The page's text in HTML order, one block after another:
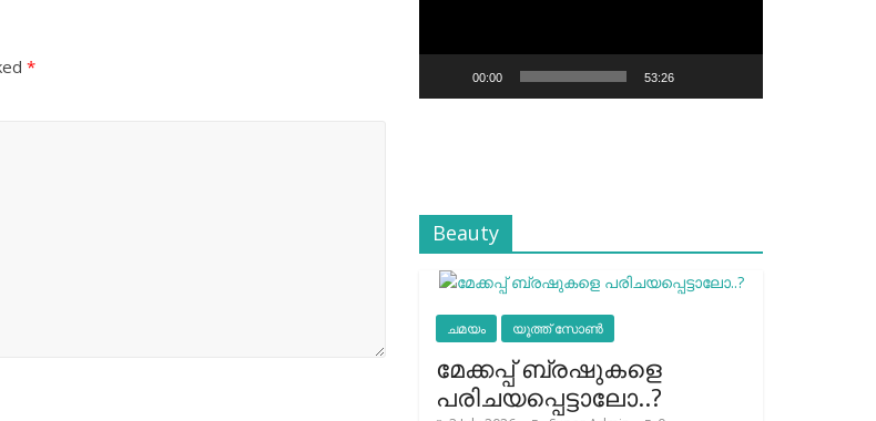
*
00:00 53:26
Beauty
ചമയം യൂത്ത് സോൺ
മേക്കപ്പ് ബ്രഷുകളെ
പരിചയപ്പെട്ടാലോ..?